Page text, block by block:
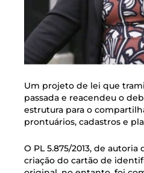
Um projeto de lei que
passada e reacendeu o
estrutura para o
prontuários, cadastros e
O PL 5.875/2013, de
criação do cartão de